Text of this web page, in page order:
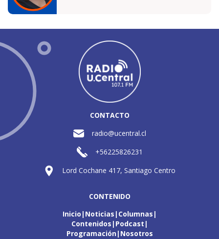
CONTACTO
radio@ucentral.cl
+56225826231
Lord Cochane 417, Santiago Centro
CONTENIDO
Inicio Noticias Columnas
Contenidos Podcast
Programación Nosotros